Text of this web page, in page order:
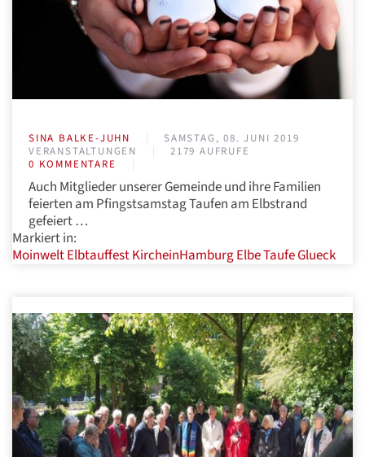
SINA BALKE-JUHN
SAMSTAG, 08. JUNI 2019
VERANSTALTUNGEN
2179 AUFRUFE
0 KOMMENTARE
Auch Mitglieder unserer Gemeinde und ihre Familien
feierten am Pfingstsamstag Taufen am Elbstrand
gefeiert …
Markiert in:
MoinweltElbtauffestKircheinHamburgElbeTaufeGlueck